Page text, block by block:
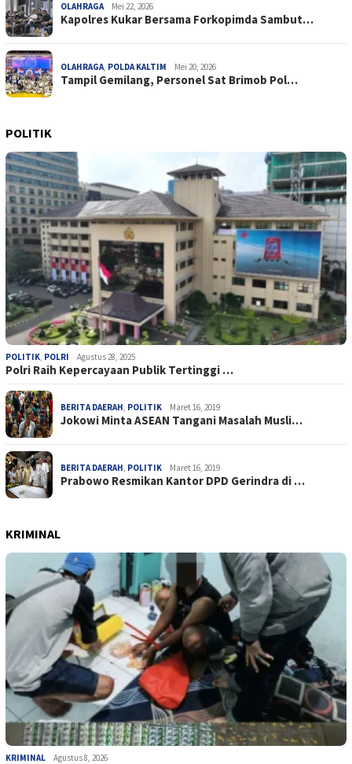
OLAHRAGA Mei 22, 2026
Kapolres Kukar Bersama Forkopimda Sambut…
OLAHRAGA, POLDA KALTIM Mei 20, 2026
Tampil Gemilang, Personel Sat Brimob Pol…
POLITIK
POLITIK, POLRI Agustus 28, 2025
Polri Raih Kepercayaan Publik Tertinggi …
BERITA DAERAH, POLITIK Maret 16, 2019
Jokowi Minta ASEAN Tangani Masalah Musli…
BERITA DAERAH, POLITIK Maret 16, 2019
Prabowo Resmikan Kantor DPD Gerindra di …
KRIMINAL
KRIMINAL Agustus 8, 2026